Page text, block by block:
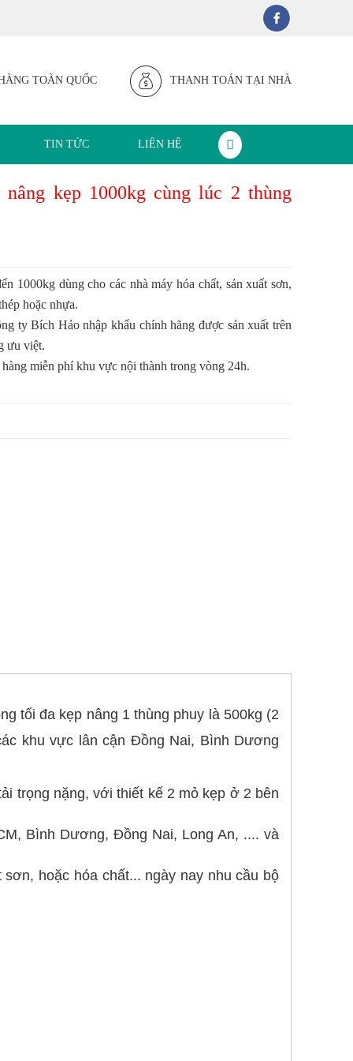
TOÀN QUỐC THANH TOÁN TẠI NHÀ
TIN TỨC LIÊN HỆ
kẹp 1000kg cùng lúc 2 thùng
1000kg dùng cho các nhà máy hóa chất, sản xuất sơn,
hoặc nhựa.
ty Bích Hảo nhập khẩu chính hãng được sản xuất trên
ưu việt.
miễn phí khu vực nội thành trong vòng 24h.
tối đa kẹp nâng 1 thùng phuy là 500kg (2
khu vực lân cận Đồng Nai, Bình Dương
trọng nặng, với thiết kế 2 mỏ kẹp ở 2 bên
Bình Dương, Đồng Nai, Long An, .... và
hoặc hóa chất... ngày nay nhu cầu bộ